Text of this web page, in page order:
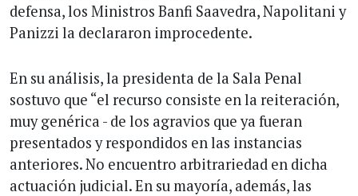
defensa, los Ministros Banfi Saavedra, Napolitani y
Panizzi la declararon improcedente.
En su análisis, la presidenta de la Sala Penal
sostuvo que “el recurso consiste en la reiteración,
muy genérica - de los agravios que ya fueran
presentados y respondidos en las instancias
anteriores. No encuentro arbitrariedad en dicha
actuación judicial. En su mayoría, además, las